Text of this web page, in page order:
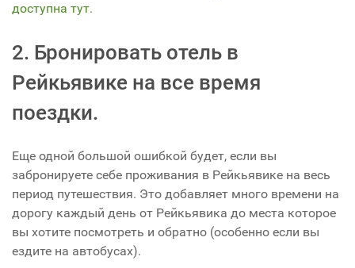
доступна тут.
2. Бронировать отель в
Рейкьявике на все время
поездки.
Еще одной большой ошибкой будет, если вы
забронируете себе проживания в Рейкьявике на весь
период путешествия. Это добавляет много времени на
дорогу каждый день от Рейкьявика до места которое
вы хотите посмотреть и обратно (особенно если вы
ездите на автобусах).